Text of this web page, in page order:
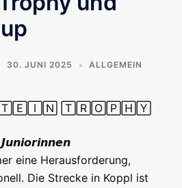
30. JUNI 2025 ALLGEMEIN
🅃🅁🄾🄿🄷🅈
eine Herausforderung,
Die Strecke in Koppl ist